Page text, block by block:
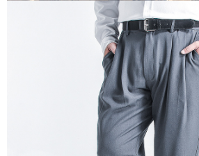
２．關於個人資料處理事宜，請瀏覽以下網址：
https://aftee.tw/terms/#terms3
３．未成年的使用者請事先徵得法定代理人或監
「AFTEE先享後付」，若未經同意申辦者引起之
４．使用「AFTEE先享後付」時，將依據個別帳
時審查核予不同之上限額度；若仍有額度不足之
請求用戶進行身份認證。
５．嚴禁一人註冊多個帳號或使用他人資訊註冊
恩沛科技股份有限公司將有權停止該用戶之使用